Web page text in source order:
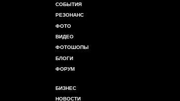
СОБЫТИЯ
РЕЗОНАНС
ФОТО
ВИДЕО
ФОТОШОПЫ
БЛОГИ
ФОРУМ
БИЗНЕС
НОВОСТИ